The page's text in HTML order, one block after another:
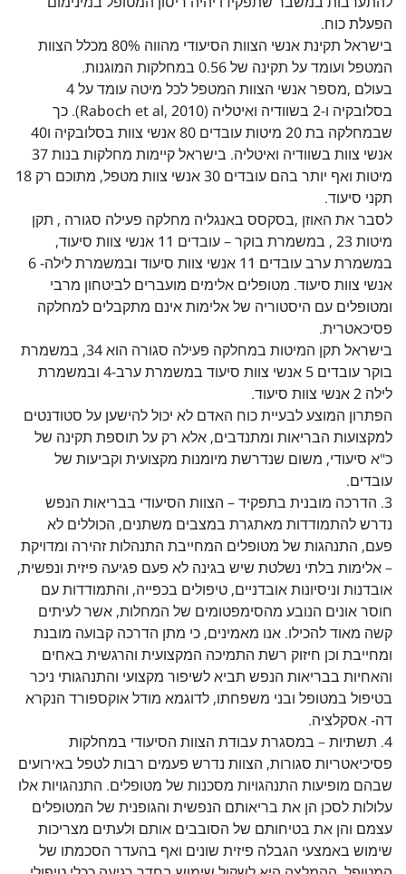
הפעלת כוח.
בישראל תקינת אנשי הצוות הסיעודי מהווה 80% מכלל הצוות
המטפל ועומד על תקינה של 0.56 במחלקות המוגנות.
בעולם ,מספר אנשי הצוות המטפל לכל מיטה עומד על 4
בסלובקיה ו-2 בשוודיה ואיטליה (Raboch et al, 2010). כך
שבמחלקה בת 20 מיטות עובדים 80 אנשי צוות בסלובקיה ו40
אנשי צוות בשוודיה ואיטליה. בישראל קיימות מחלקות בנות 37
מיטות ואף יותר בהם עובדים 30 אנשי צוות מטפל, מתוכם רק 18
תקני סיעוד.
לסבר את האוזן ,בסקסס באנגליה מחלקה פעילה סגורה , תקן
מיטות 23 , במשמרת בוקר – עובדים 11 אנשי צוות סיעוד,
במשמרת ערב עובדים 11 אנשי צוות סיעוד ובמשמרת לילה- 6
אנשי צוות סיעוד. מטופלים אלימים מועברים לביטחון מרבי
ומטופלים עם היסטוריה של אלימות אינם מתקבלים למחלקה
פסיכאטרית.
בישראל תקן המיטות במחלקה פעילה סגורה הוא 34, במשמרת
בוקר עובדים 5 אנשי צוות סיעוד במשמרת ערב-4 ובמשמרת
לילה 2 אנשי צוות סיעוד.
הפתרון המוצע לבעיית כוח האדם לא יכול להישען על סטודנטים
למקצועות הבריאות ומתנדבים, אלא רק על תוספת תקינה של
כ"א סיעודי, משום שנדרשת מיומנות מקצועית וקביעות של
עובדים.
3. הדרכה מובנית בתפקיד – הצוות הסיעודי בבריאות הנפש
נדרש להתמודדות מאתגרת במצבים משתנים, הכוללים לא
פעם, התנהגות של מטופלים המחייבת התנהלות זהירה ומדויקת
– אלימות בלתי נשלטת שיש בגינה לא פעם פגיעה פיזית ונפשית,
אובדנות וניסיונות אובדניים, טיפולים בכפייה, והתמודדות עם
חוסר אונים הנובע מהסימפטומים של המחלות, אשר לעיתים
קשה מאוד להכילו. אנו מאמינים, כי מתן הדרכה קבועה מובנת
ומחייבת וכן חיזוק רשת התמיכה המקצועית והרגשית באחים
והאחיות בבריאות הנפש תביא לשיפור מקצועי והתנהגותי ניכר
בטיפול במטופל ובני משפחתו, לדוגמא מודל אוקספורד הנקרא
דה- אסקלציה.
4. תשתיות – במסגרת עבודת הצוות הסיעודי במחלקות
פסיכיאטריות סגורות, הצוות נדרש פעמים רבות לטפל באירועים
שבהם מופיעות התנהגויות מסכנות של מטופלים. התנהגויות אלו
עלולות לסכן הן את בריאותם הנפשית והגופנית של המטופלים
עצמם והן את בטיחותם של הסובבים אותם ולעתים מצריכות
שימוש באמצעי הגבלה פיזית שונים ואף בהעדר הסכמתו של